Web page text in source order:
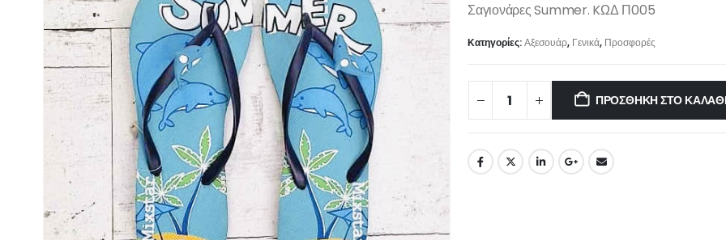
Σαγιονάρες Summer. KΩΔ Π005
Κατηγορίες:Αξεσουάρ, Γενικά, Προσφορές
ΠΡΟΣΘΉΚΗ ΣΤΟ